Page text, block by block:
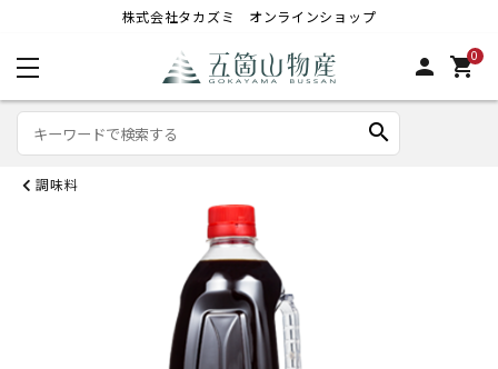
株式会社タカズミ オンラインショップ
person 0
shopping_cart
search
調味料